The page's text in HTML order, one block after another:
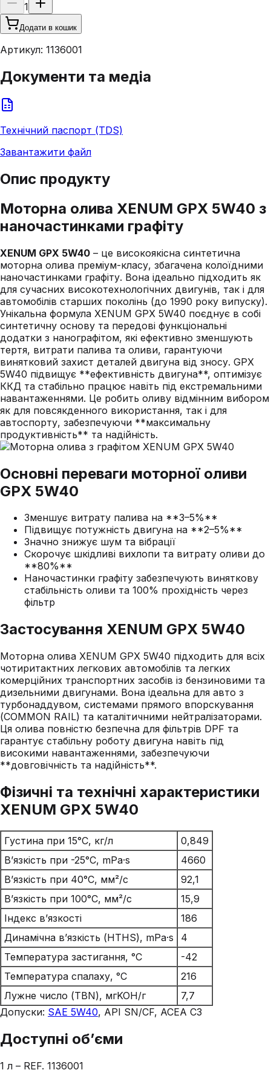
1
Додати в кошик
Артикул: 1136001
Документи та медіа
Технічний паспорт (TDS)
Завантажити файл
Опис продукту
Моторна олива XENUM GPX 5W40 з
наночастинками графіту
XENUM GPX 5W40 – це високоякісна синтетична
моторна олива преміум-класу, збагачена колоїдними
наночастинками графіту. Вона ідеально підходить як
для сучасних високотехнологічних двигунів, так і для
автомобілів старших поколінь (до 1990 року випуску).
Унікальна формула XENUM GPX 5W40 поєднує в собі
синтетичну основу та передові функціональні
додатки з нанографітом, які ефективно зменшують
тертя, витрати палива та оливи, гарантуючи
винятковий захист деталей двигуна від зносу. GPX
5W40 підвищує **ефективність двигуна**, оптимізує
ККД та стабільно працює навіть під екстремальними
навантаженнями. Це робить оливу відмінним вибором
як для повсякденного використання, так і для
автоспорту, забезпечуючи **максимальну
продуктивність** та надійність.
Основні переваги моторної оливи
GPX 5W40
Зменшує витрату палива на **3–5%**
Підвищує потужність двигуна на **2–5%**
Значно знижує шум та вібрації
Скорочує шкідливі вихлопи та витрату оливи до
**80%**
Наночастинки графіту забезпечують виняткову
стабільність оливи та 100% прохідність через
фільтр
Застосування XENUM GPX 5W40
Моторна олива XENUM GPX 5W40 підходить для всіх
чотиритактних легкових автомобілів та легких
комерційних транспортних засобів із бензиновими та
дизельними двигунами. Вона ідеальна для авто з
турбонаддувом, системами прямого впорскування
(COMMON RAIL) та каталітичними нейтралізаторами.
Ця олива повністю безпечна для фільтрів DPF та
гарантує стабільну роботу двигуна навіть під
високими навантаженнями, забезпечуючи
**довговічність та надійність**.
Фізичні та технічні характеристики
XENUM GPX 5W40
Густина при 15°C, кг/л
0,849
В’язкість при -25°C, mPa·s
4660
В’язкість при 40°C, мм²/с
92,1
В’язкість при 100°C, мм²/с
15,9
Індекс в’язкості
186
Динамічна в’язкість (HTHS), mPa·s
4
Температура застигання, °C
-42
Температура спалаху, °C
216
Лужне число (TBN), мгKOH/г
7,7
Допуски: SAE 5W40, API SN/CF, ACEA C3
Доступні об’єми
1 л – REF. 1136001